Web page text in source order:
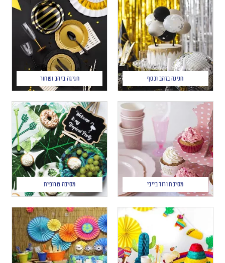
חגיגה בזהב וכסף חגיגה בזהב ושחור
מסיבת ורוד בייבי מסיבה טרופית